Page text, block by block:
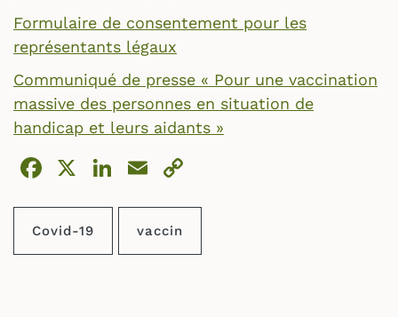
Formulaire de consentement pour les
représentants légaux
Communiqué de presse « Pour une vaccination
massive des personnes en situation de
handicap et leurs aidants »
Facebook
X LinkedIn
Email
Covid-19 vaccin